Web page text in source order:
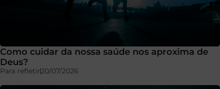
Como cuidar da nossa saúde nos aproxima de
Deus?
Para refletir20/07/2026